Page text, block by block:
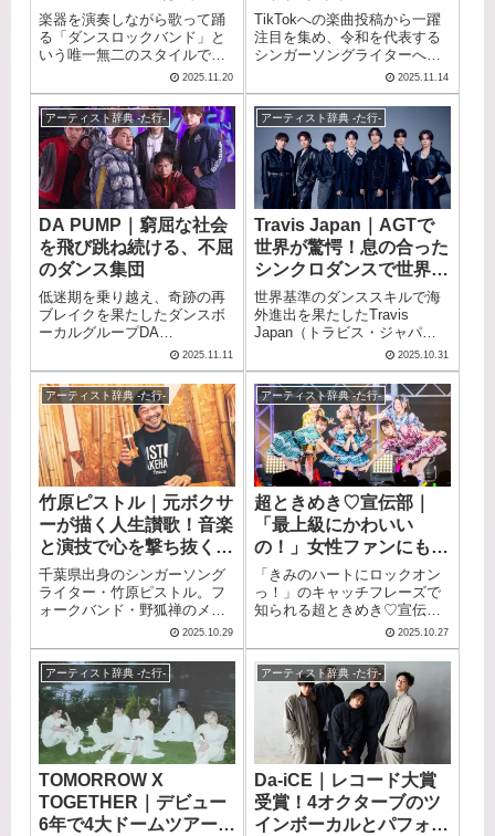
を続けています。 この記事で
は、TUBEの魅力とおすすめ楽
曲を分かりやすく紹介しま
す。
再生！ヒロアカ主題歌も
話題の4人組”ダンスロッ
クバンド”
楽器を演奏しながら歌って踊
る「ダンスロックバンド」と
いう唯一無二のスタイルで活
躍する4人組、DISH//（ディッ
シュ）。 あいみょん作詞作曲
の「猫」がYouTubeチャンネ
ル「THE FIRST TAKE」で2億
回再生を突破し、日本レコー
ド大賞優秀作品賞を受賞する
など、幅広い世代から注目を
集めています。 元日に5年連
続で日本武道館公演を開催
し、TVアニメ「僕のヒーロー
アカデミア」主題歌も担当す
るなど、音楽シーンで確固た
る地位を築いています。 この
記事では、DISH//の魅力とお
すすめ楽曲を分かりやすく紹
介します。
2025.11.20
からブレイクした次世代
シンガー
TikTokへの楽曲投稿から一躍
注目を集め、令和を代表する
シンガーソングライターへと
成長したTani Yuuki（タニ ユ
ウキ）。 デビュー曲「Myra」
に続き、「W/X/Y」が異例の
ロングヒットを記録し、日本
レコード大賞新人賞を受賞す
るなど、デジタルネイティブ
世代から圧倒的な支持を集め
ています。 優しく切ない歌声
と、日常の恋愛を独特の語感
で紡ぐ歌詞が魅力で、武道館
公演の開催も決定しました。
この記事では、Tani Yuukiの魅
力とおすすめ楽曲を分かりや
すく紹介します。
2025.11.14
アーティスト辞典 -た行-
DA PUMP｜窮屈な社会
を飛び跳ね続ける、不屈
のダンス集団
低迷期を乗り越え、奇跡の再
ブレイクを果たしたダンスボ
ーカルグループDA
PUMP（ダ・パンプ）。 ISSA
の透き通る歌声と世界レベル
のダンサーたちが繰り広げる
パフォーマンスは、年齢や世
代を超えて多くの人々を魅了
しています。 デビューから25
年以上にわたる歴史の中で、
メンバーチェンジや活動休止
を経験しながらも、諦めずに
音楽活動を続けた彼らの姿は
多くの人に勇気を与えまし
た。 この記事では、DA
PUMPの魅力とおすすめ楽曲
を分かりやすく紹介します。
2025.11.11
アーティスト辞典 -た行-
Travis Japan｜AGTで
世界が驚愕！息の合った
シンクロダンスで世界を
席巻する7人組
世界基準のダンススキルで海
外進出を果たしたTravis
Japan（トラビス・ジャパ
ン）。 略称は「トラジャ」
で、宮近海斗、中村海人、七
五三掛龍也、川島如恵留、吉
澤閑也、松田元太、松倉海斗
の7人で構成されるグループで
す。 アメリカ・ロサンゼルス
に留学し、世界的レーベル
Capitol Recordsと契約して全
世界デビューを果たしまし
た。 息の合ったシンクロダン
スで世界を魅了し、初のワー
ルドツアーも成功させていま
す。 この記事では、世界には
ばたくアイドルグループの全
貌に迫ります。
2025.10.31
アーティスト辞典 -た行-
竹原ピストル｜元ボクサ
ーが描く人生讃歌！音楽
と演技で心を撃ち抜く、
弾き語りアーティスト
千葉県出身のシンガーソング
ライター・竹原ピストル。フ
ォークバンド・野狐禅のメン
バーとしてメジャーデビュー
し、解散後はソロとして活動
しています。住友生命のCMソ
ング「よー、そこの若いの」
で全国的な知名度を獲得し、
NHK紅白歌合戦に初出場を果
たしました。日本武道館での
単独ライブを成功させ、俳優
としても映画やドラマで存在
感を発揮しています。メッセ
ージ性の高い歌詞と力強い歌
声で、聴く人の心に深く響く
2025.10.29
アーティスト辞典 -た行-
超ときめき♡宣伝部｜
「最上級にかわいい
の！」女性ファンにも愛
される正統派アイドル
「きみのハートにロックオン
っ！」のキャッチフレーズで
知られる超ときめき♡宣伝部
（ちょうときめきせんでん
ぶ）。略称は「超とき宣」
「とき宣」で、スターダスト
プロモーション所属の6人組ア
イドルグループです。楽曲
「すきっ！～超ver～」は
TikTokで関連動画総再生回数
30億回を突破し、世界68カ国
以上でチャートインしまし
た。日本レコード大賞作詞賞
を受賞、さいたまスーパーア
リーナ公演のチケット完売も
2025.10.27
アーティスト辞典 -た行-
TOMORROW X
TOGETHER｜デビュー
6年で4大ドームツアー達
アーティスト辞典 -た行-
Da-iCE｜レコード大賞
受賞！4オクターブのツ
インボーカルとパフォー